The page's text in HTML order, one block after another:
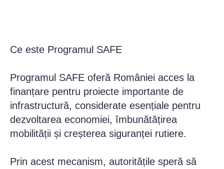
Ce este Programul SAFE
Programul SAFE oferă României acces la
finanțare pentru proiecte importante de
infrastructură, considerate esențiale pentru
dezvoltarea economiei, îmbunătățirea
mobilității și creșterea siguranței rutiere.
Prin acest mecanism, autoritățile speră să